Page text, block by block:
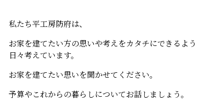
私たち平工房防府は、
お家を建てたい方の思いや考えをカタチにできるよう
日々考えています。
お家を建てたい思いを聞かせてください。
予算やこれからの暮らしについてお話しましょう。